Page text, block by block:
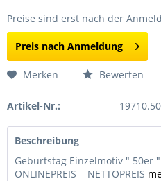
Preise sind erst nach der
Preis nach Anmeldung
Merken Bewerten
Artikel-Nr.: 19710.50
Beschreibung
Geburtstag Einzelmotiv " 50er
ONLINEPREIS = NETTOPREIS